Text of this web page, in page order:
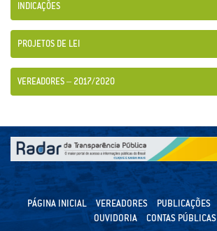
INDICAÇÕES
PROJETOS DE LEI
VEREADORES – 2017/2020
PÁGINA INICIAL VEREADORES PUBLICAÇÕES
OUVIDORIA
CONTAS PÚBLICAS